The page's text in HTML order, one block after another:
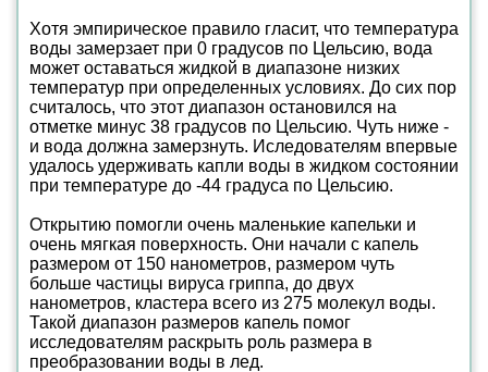
Хотя эмпирическое правило гласит, что температура
воды замерзает при 0 градусов по Цельсию, вода
может оставаться жидкой в диапазоне низких
температур при определенных условиях. До сих пор
считалось, что этот диапазон остановился на
отметке минус 38 градусов по Цельсию. Чуть ниже -
и вода должна замерзнуть. Иследователям впервые
удалось удерживать капли воды в жидком состоянии
при температуре до -44 градуса по Цельсию.
Открытию помогли очень маленькие капельки и
очень мягкая поверхность. Они начали с капель
размером от 150 нанометров, размером чуть
больше частицы вируса гриппа, до двух
нанометров, кластера всего из 275 молекул воды.
Такой диапазон размеров капель помог
исследователям раскрыть роль размера в
преобразовании воды в лед.